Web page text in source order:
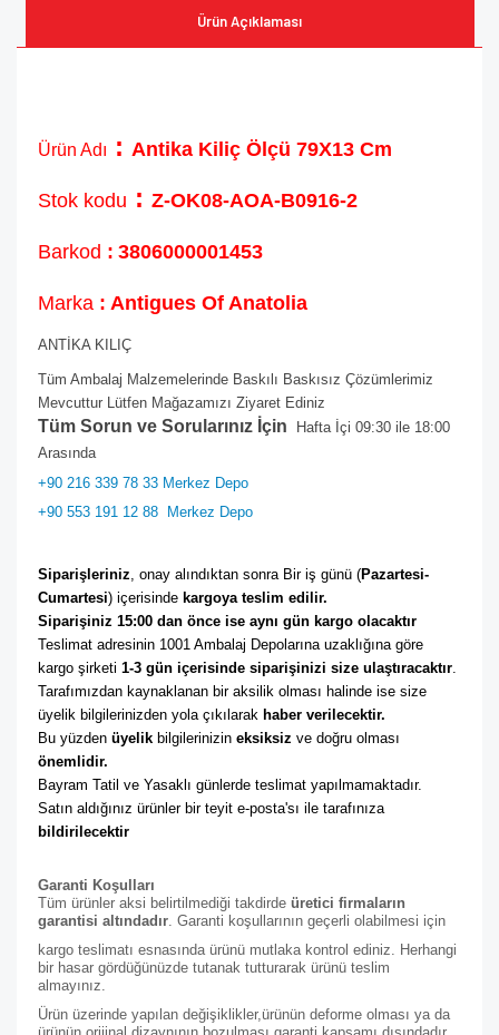
Ürün Açıklaması
Ürün Adı : Antika Kiliç Ölçü 79X13 Cm
Stok kodu : Z-OK08-AOA-B0916-2
Barkod : 3806000001453
Marka : Antigues Of Anatolia
ANTİKA KILIÇ
Tüm Ambalaj Malzemelerinde Baskılı Baskısız Çözümlerimiz
Mevcuttur Lütfen Mağazamızı Ziyaret Ediniz
Tüm Sorun ve Sorularınız İçin Hafta İçi 09:30 ile 18:00
Arasında
+90 216 339 78 33 Merkez Depo
+90 553 191 12 88 Merkez Depo
Siparişleriniz , onay alındıktan sonra Bir iş günü (Pazartesi-
Cumartesi) içerisinde kargoya teslim edilir.
Siparişiniz 15:00 dan önce ise aynı gün kargo olacaktır
Teslimat adresinin 1001 Ambalaj Depolarına uzaklığına göre
kargo şirketi 1-3 gün içerisinde siparişinizi size ulaştıracaktır
Tarafımızdan kaynaklanan bir aksilik olması halinde ise size
üyelik bilgilerinizden yola çıkılarak haber verilecektir.
Bu yüzden üyelik bilgilerinizin eksiksiz
önemlidir.
Bayram Tatil ve Yasaklı günlerde teslimat yapılmamaktadır.
bildirilecektir
Garanti Koşulları
Tüm ürünler aksi belirtilmediği takdirde üretici firmaların
garantisi altındadır . Garanti koşullarının geçerli olabilmesi için
kargo teslimatı esnasında ürünü mutlaka kontrol ediniz. Herhangi
bir hasar gördüğünüzde tutanak tutturarak ürünü teslim
almayınız.
Ürün üzerinde yapılan değişiklikler,ürünün deforme olması ya da